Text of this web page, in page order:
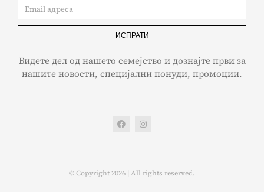
ИСПРАТИ
Бидете дел од нашето семејство и дознајте први за
нашите новости, специјални понуди, промоции.
© Copyright 2026 | All rights reserved.